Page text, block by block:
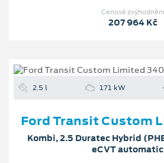
Cenové zvýhodnění
207 964 Kč
2.5 l 171 kW
Kombi, 2.5 Duratec Hybrid
eCVT